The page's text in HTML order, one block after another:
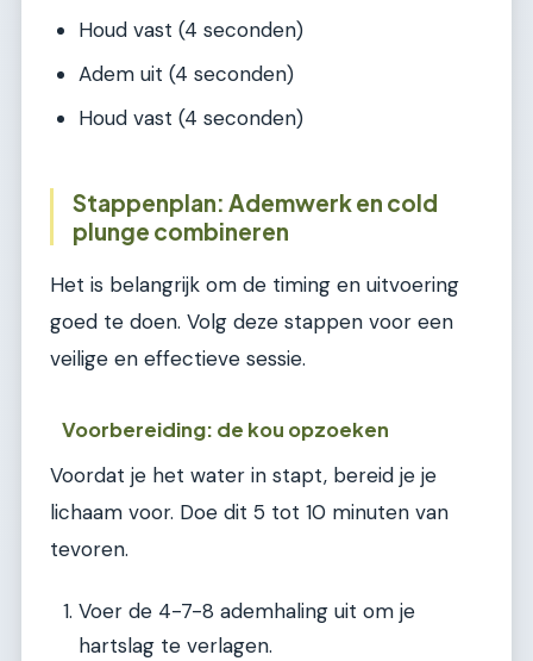
Houd vast (4 seconden)
Adem uit (4 seconden)
Houd vast (4 seconden)
Stappenplan: Ademwerk en cold
plunge combineren
Het is belangrijk om de timing en uitvoering
goed te doen. Volg deze stappen voor een
veilige en effectieve sessie.
Voorbereiding: de kou opzoeken
Voordat je het water in stapt, bereid je je
lichaam voor. Doe dit 5 tot 10 minuten van
tevoren.
Voer de 4-7-8 ademhaling uit om je
hartslag te verlagen.